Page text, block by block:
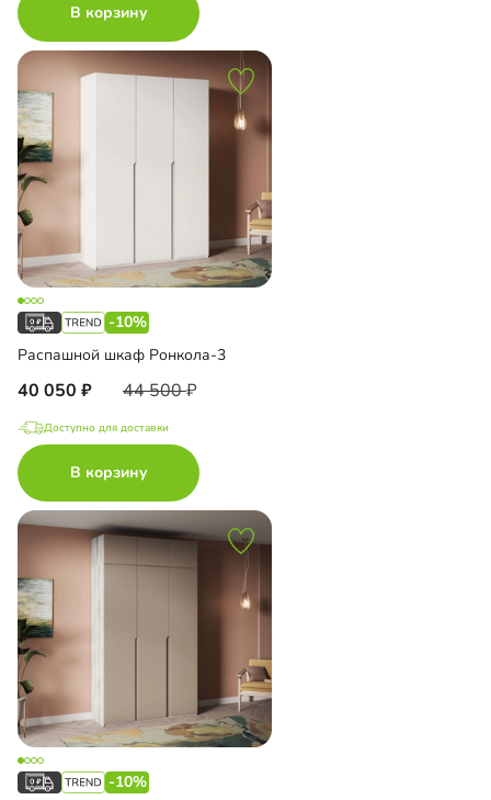
В корзину
-10%
Распашной шкаф Ронкола-3
40 050 44 500
Доступно для доставки
В корзину
-10%